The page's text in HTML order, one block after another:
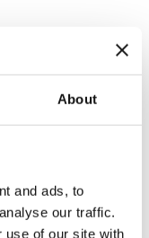
About
and ads, to
our traffic.
use of our site with
2